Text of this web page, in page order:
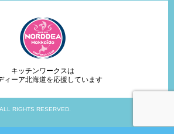
キッチンワークスは
ィーア北海道を応援しています
RIGHTS RESERVED.